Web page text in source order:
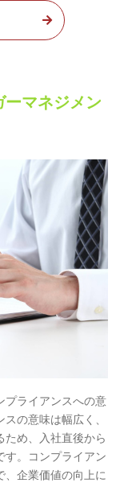
ーマネジメン
プライアンスへの意
の意味は幅広く、
ため、入社直後から
す。コンプライアン
、企業価値の向上に